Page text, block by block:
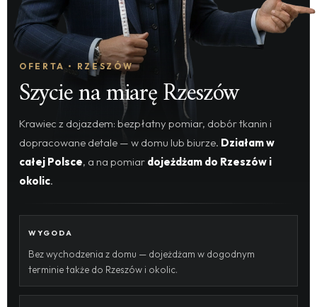
OFERTA • RZESZÓW
Szycie na miarę Rzeszów
Krawiec z dojazdem: bezpłatny pomiar, dobór tkanin i
dopracowane detale — w domu lub biurze. Działam w
całej Polsce, a na pomiar dojeżdżam do Rzeszów i
okolic.
WYGODA
Bez wychodzenia z domu — dojeżdżam w dogodnym
terminie także do Rzeszów i okolic.